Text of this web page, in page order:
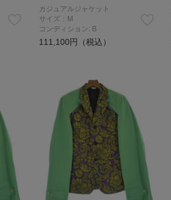
カジュアルジャケット
サイズ：M
コンディション: B
111,100円（税込）